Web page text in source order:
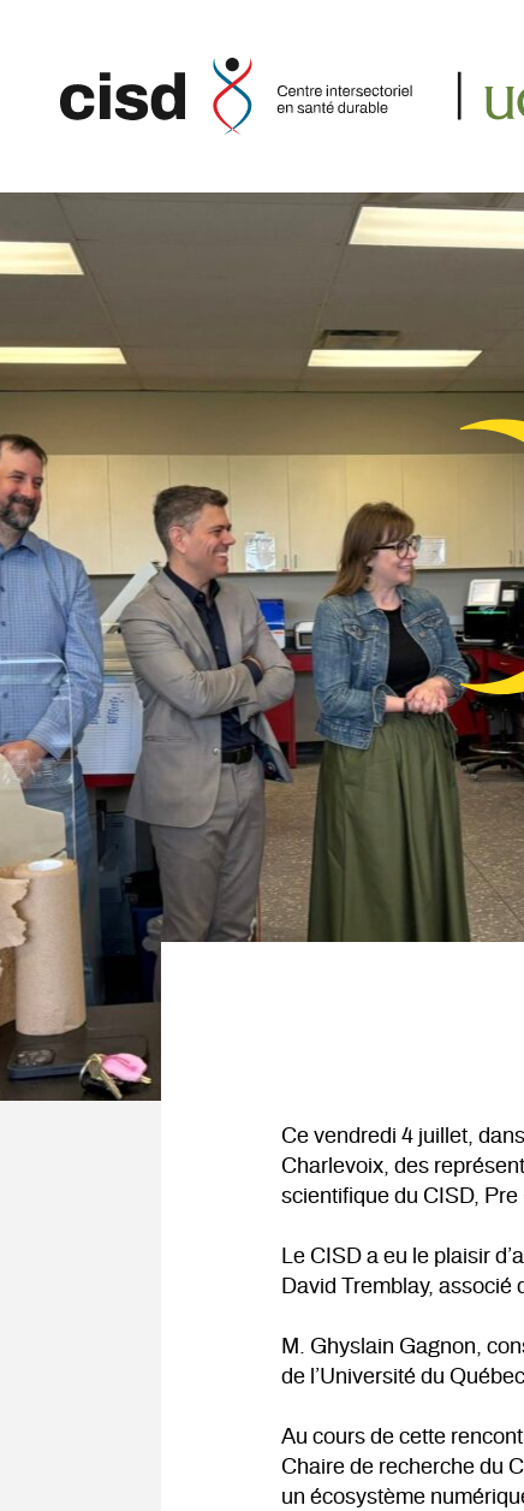
Ce vendredi 4 juillet,
Charlevoix, des
scientifique du CISD,
Le CISD a eu le plaisir
David Tremblay, associé
M. Ghyslain Gagnon,
de l’Université du
Au cours de cette
Chaire de recherche du
un écosystème